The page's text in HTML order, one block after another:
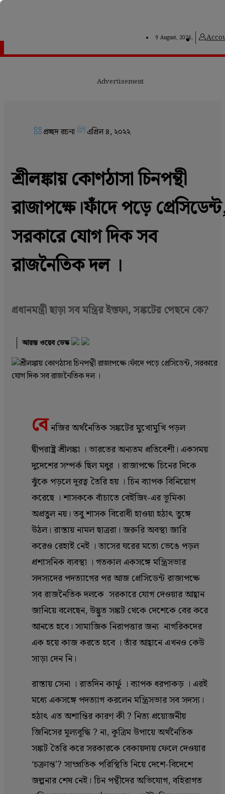
9 August, 2026,
Advertisement
প্রচ্ছদ রচনা এপ্রিল ৪, ২০২২
শ্রীলঙ্কায় কোণঠাসা চিনপন্থী
রাজাপক্ষে।ফাঁদে পড়ে
সরকারে যোগ দিক সব
রাজনৈতিক দল ।
প্রধানমন্ত্রী ছাড়া সব মন্ত্রির ইস্তফা, সঙ্কটের পেছনে কে?
আরম্ভ ওয়েব ডেস্ক
বে নজির অর্থনৈতিক সঙ্কটের মুখোমুখি পড়ল
দ্বীপরাষ্ট্র শ্রীলঙ্কা । ভারতের অন্যতম প্রতিবেশী। একসময়
দুদেশের সম্পর্ক ছিল মধুর । রাজাপক্ষে চিনের দিকে
ঝুঁকে পড়লে দূরত্ব তৈরি হয় । চিন ব্যাপক বিনিয়োগ
করেছে । শাসককে বাঁচাতে বেইজিং-এর ভূমিকা
অপ্রতুল নয়। তবু শাসক বিরোধী হাওয়া হঠাৎ তুঙ্গে
উঠল। রাস্তায় নামল ছাত্ররা। জরুরি অবস্থা জারি
করেও রেহাই নেই । তাসের ঘরের মতো ভেঙে পড়ল
প্রশাসনিক ব্যবস্থা । গতকাল একসঙ্গে মন্ত্রিসভার
সদস্যদের পদত্যাগের পর আজ প্রেসিডেন্ট রাজাপক্ষে
সব রাজনৈতিক দলকে সরকারে যোগ দেওয়ার আহ্বান
জানিয়ে বলেছেন, উদ্ভুত সঙ্কট থেকে দেশেকে বের করে
আনতে হবে। সামাজিক নিরাপত্তার জন্য নাগরিকদের
এক হয়ে কাজ করতে হবে । তাঁর আহ্বানে এখনও কেউ
সাড়া দেন নি।
রাস্তায় সেনা । রাতদিন কার্ফু । ব্যাপক ধরপাকড় । এরই
মধ্যে একসঙ্গে পদত্যাগ করলেন মন্ত্রিসভার সব সদস্য।
হঠাৎ এত অশান্তির কারণ কী ? নিত্য প্রয়োজনীয়
জিনিসের মূল্যবূদ্ধি ? না, কূত্রিম উপায়ে অর্থনৈতিক
সঙ্কট তৈরি করে সরকারকে বেকায়দায় ফেলে দেওয়ার
‘চক্রান্ত’? সাম্প্রতিক পরিস্থিতি নিয়ে দেশে-বিদেশে
জল্পনার শেষ নেই। চিন পন্থীদের অভিযোগ, বহিরাগত